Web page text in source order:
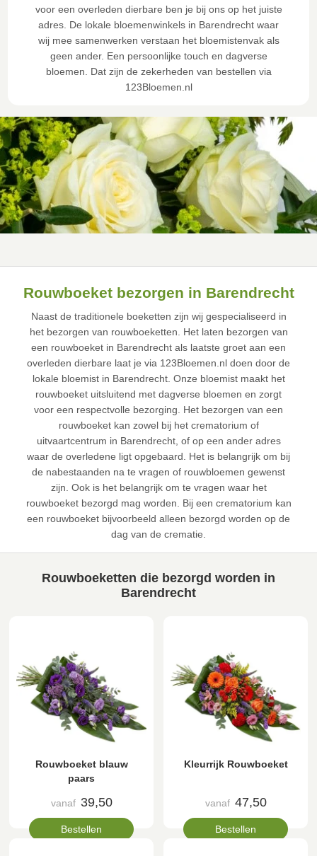
voor een overleden dierbare ben je bij ons op het juiste
adres. De lokale bloemenwinkels in Barendrecht waar
wij mee samenwerken verstaan het bloemistenvak als
geen ander. Een persoonlijke touch en dagverse
bloemen. Dat zijn de zekerheden van bestellen via
123Bloemen.nl
Rouwboeket bezorgen in Barendrecht
Naast de traditionele boeketten zijn wij gespecialiseerd in
het bezorgen van rouwboeketten. Het laten bezorgen van
een rouwboeket in Barendrecht als laatste groet aan een
overleden dierbare laat je via 123Bloemen.nl doen door de
lokale bloemist in Barendrecht. Onze bloemist maakt het
rouwboeket uitsluitend met dagverse bloemen en zorgt
voor een respectvolle bezorging. Het bezorgen van een
rouwboeket kan zowel bij het crematorium of
uitvaartcentrum in Barendrecht, of op een ander adres
waar de overledene ligt opgebaard. Het is belangrijk om bij
de nabestaanden na te vragen of rouwbloemen gewenst
zijn. Ook is het belangrijk om te vragen waar het
rouwboeket bezorgd mag worden. Bij een crematorium kan
een rouwboeket bijvoorbeeld alleen bezorgd worden op de
dag van de crematie.
Rouwboeketten die bezorgd worden in
Barendrecht
Rouwboeket blauw
paars
vanaf 39,50
Bestellen
Kleurrijk Rouwboeket
vanaf 47,50
Bestellen